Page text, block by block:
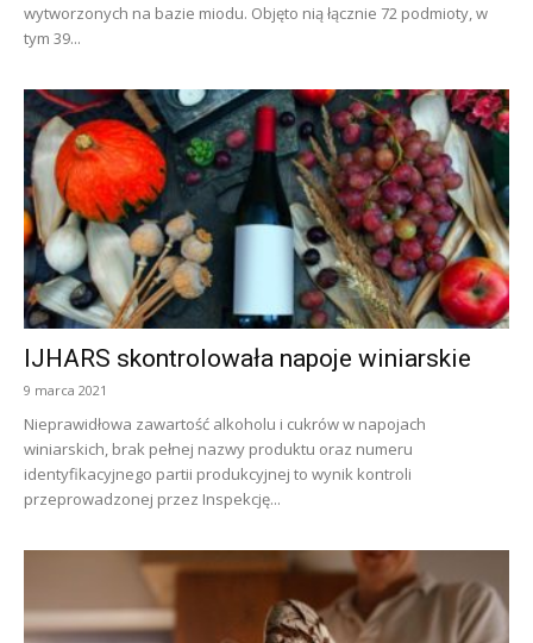
wytworzonych na bazie miodu. Objęto nią łącznie 72 podmioty, w
tym 39...
IJHARS skontrolowała napoje winiarskie
9 marca 2021
Nieprawidłowa zawartość alkoholu i cukrów w napojach
winiarskich, brak pełnej nazwy produktu oraz numeru
identyfikacyjnego partii produkcyjnej to wynik kontroli
przeprowadzonej przez Inspekcję...